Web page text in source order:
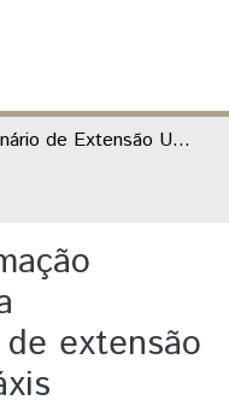
Seminário de Extensão Universitária da Região Sul (SEURS)
extensão